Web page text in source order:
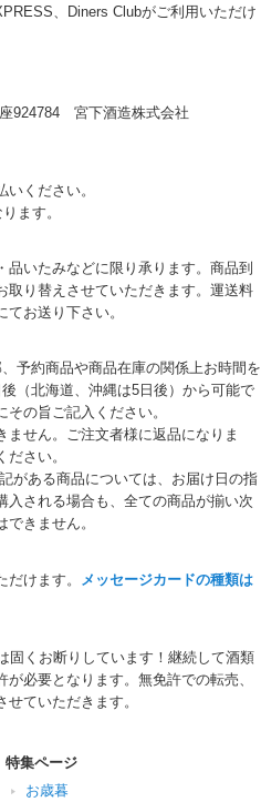
、Diners Clubがご利用いただけ
924784 宮下酒造株式会社
ください。
ます。
いたみなどに限り承ります。商品到
取り替えさせていただきます。運送料
お送り下さい。
予約商品や商品在庫の関係上お時間を
（北海道、沖縄は5日後）から可能で
の旨ご記入ください。
せん。ご注文者様に返品になりま
さい。
がある商品については、お届け日の指
入される場合も、全ての商品が揃い次
きません。
けます。
メッセージカードの種類は
固くお断りしています！継続して酒類
必要となります。無免許での転売、
ていただきます。
特集ページ
お歳暮